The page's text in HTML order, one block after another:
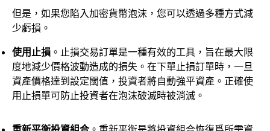
但是，如果您陷入加密貨幣泡沫，您可以透過多種方式減
少虧損。
使用止損 。止損交易訂單是一種有效的工具，旨在最大限
度地減少價格波動造成的損失。在下單止損訂單時，一旦
資產價格達到設定閾值，投資者將自動強平資產。正確使
用止損單可防止投資者在泡沫破滅時被消滅。